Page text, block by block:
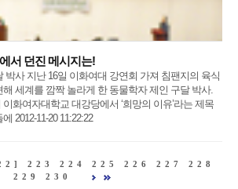
서 던진 메시지는!
박사 지난 16일 이화여대 강연회 가져 침팬지의 육식
세계를 깜짝 놀라게 한 동물학자 제인 구달 박사.
화여자대학교 대강당에서 ‘희망의 이유’라는 제목
2012-11-20 11:22:22
223 224 225 226 227
228
229
230